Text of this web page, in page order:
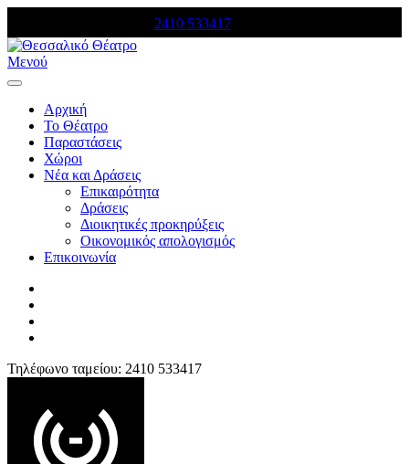
2410 533417
Μενού
Αρχική
Το Θέατρο
Παραστάσεις
Χώροι
Νέα και Δράσεις
Επικαιρότητα
Δράσεις
Διοικητικές προκηρύξεις
Οικονομικός απολογισμός
Επικοινωνία
Τηλέφωνο ταμείου: 2410 533417